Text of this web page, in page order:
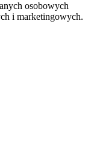
osobowych
i marketingowych.